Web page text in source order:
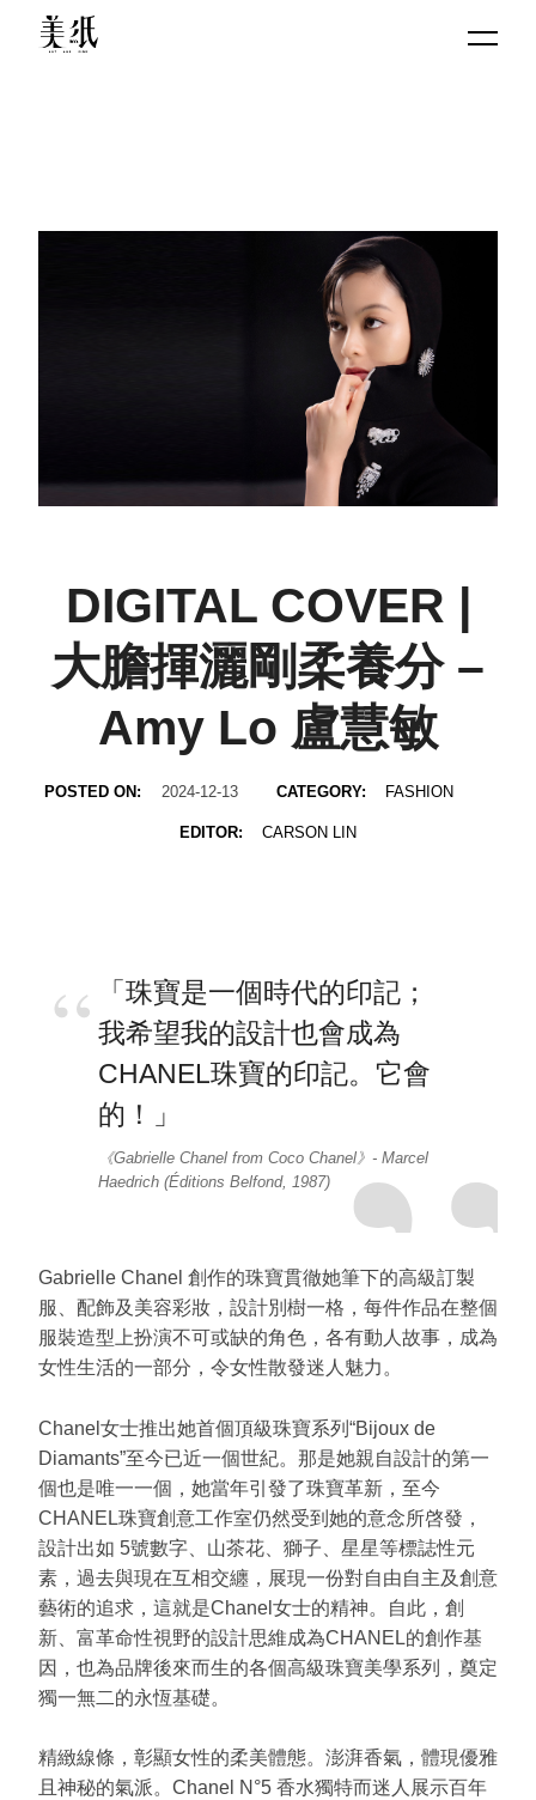
DIGITAL COVER |
大膽揮灑剛柔養分 –
Amy Lo 盧慧敏
POSTED ON: 2024-12-13 CATEGORY: FASHION
EDITOR: CARSON LIN
「珠寶是一個時代的印記；
我希望我的設計也會成為
CHANEL珠寶的印記。它會
的！」
《Gabrielle Chanel from Coco Chanel》- Marcel
Haedrich (Éditions Belfond, 1987)
Gabrielle Chanel 創作的珠寶貫徹她筆下的高級訂製
服、配飾及美容彩妝，設計別樹一格，每件作品在整個
服裝造型上扮演不可或缺的角色，各有動人故事，成為
女性生活的一部分，令女性散發迷人魅力。
Chanel女士推出她首個頂級珠寶系列“Bijoux de
Diamants”至今已近一個世紀。那是她親自設計的第一
個也是唯一一個，她當年引發了珠寶革新，至今
CHANEL珠寶創意工作室仍然受到她的意念所啓發，
設計出如 5號數字、山茶花、獅子、星星等標誌性元
素，過去與現在互相交纏，展現一份對自由自主及創意
藝術的追求，這就是Chanel女士的精神。自此，創
新、富革命性視野的設計思維成為CHANEL的創作基
因，也為品牌後來而生的各個高級珠寶美學系列，奠定
獨一無二的永恆基礎。
精緻線條，彰顯女性的柔美體態。澎湃香氣，體現優雅
且神秘的氣派。Chanel N°5 香水獨特而迷人展示百年